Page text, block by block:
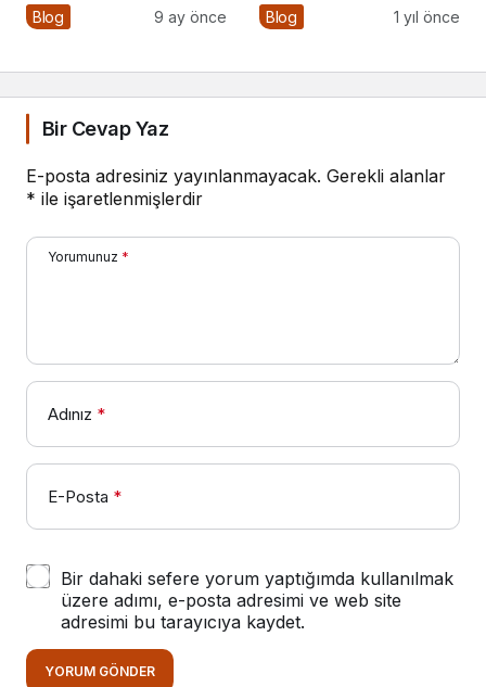
Kalitesini Artırmanın
Blog 9 ay önce
mu?
Blog 1 yıl önce
Bir Cevap Yaz
E-posta adresiniz yayınlanmayacak. Gerekli alanlar
* ile işaretlenmişlerdir
Yorumunuz *
Adınız *
E-Posta *
Bir dahaki sefere yorum yaptığımda kullanılmak
üzere adımı, e-posta adresimi ve web site
adresimi bu tarayıcıya kaydet.
YORUM GÖNDER